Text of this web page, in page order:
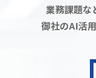
業務課題な
御社のAI活